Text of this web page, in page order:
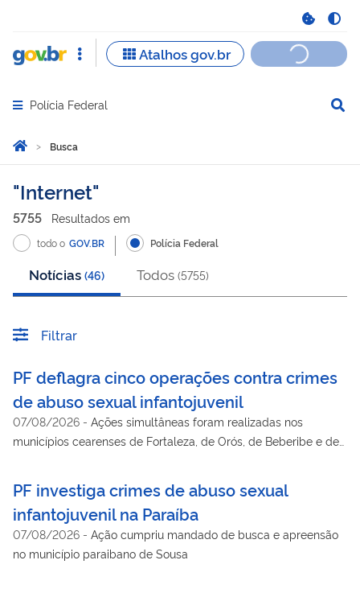
Abrir menu principal de navegação
Polícia Federal
Você está aqui:
Página Inicial
Busca
Busca
Internet
5755 Resultados em
todo o GOV.BR Polícia Federal
Notícias (46) Todos (5755)
Filtrar
PF deflagra cinco operações contra crimes
de abuso sexual infantojuvenil
07/08/2026 - Ações simultâneas foram realizadas nos
municípios cearenses de Fortaleza, de Orós, de Beberibe e de
PF investiga crimes de abuso sexual
infantojuvenil na Paraíba
07/08/2026 - Ação cumpriu mandado de busca e apreensão
no município paraibano de Sousa